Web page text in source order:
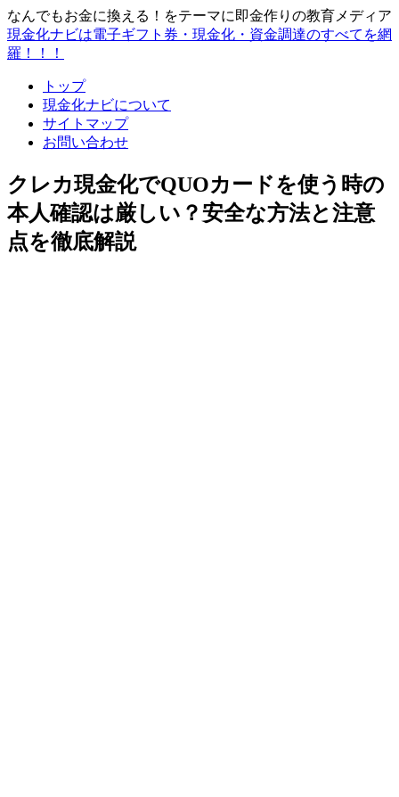
なんでもお金に換える！をテーマに即金作りの教育メディア
現金化ナビは電子ギフト券・現金化・資金調達のすべてを網
羅！！！
トップ
現金化ナビについて
サイトマップ
お問い合わせ
クレカ現金化でQUOカードを使う時の
本人確認は厳しい？安全な方法と注意
点を徹底解説